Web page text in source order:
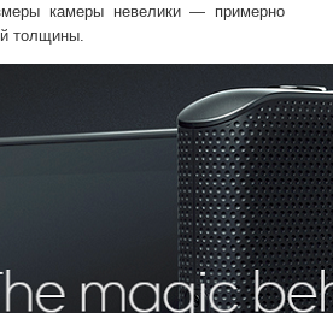
камеры невелики — примерно
толщины.